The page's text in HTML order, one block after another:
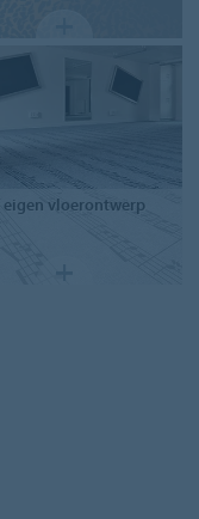
eigen vloerontwerp